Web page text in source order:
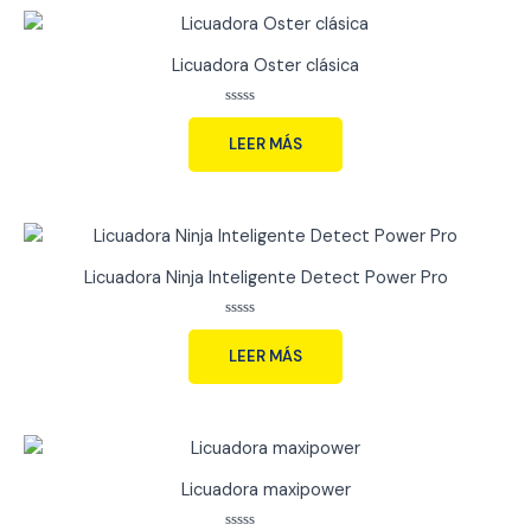
Licuadora Oster clásica
Valorado
0
5
LEER MÁS
Licuadora Ninja Inteligente Detect Power Pro
Valorado
0
5
LEER MÁS
Licuadora maxipower